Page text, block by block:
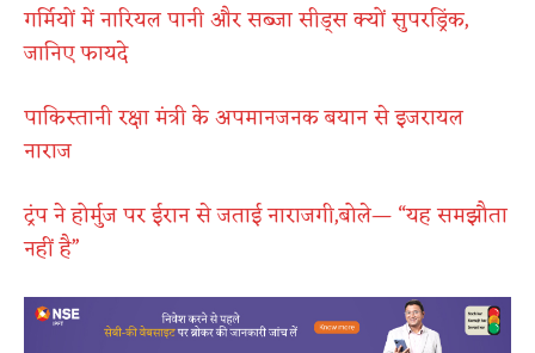
गर्मियों में नारियल पानी और सब्जा सीड्स क्यों सुपरड्रिंक,
जानिए फायदे
पाकिस्तानी रक्षा मंत्री के अपमानजनक बयान से इजरायल
नाराज
ट्रंप ने होर्मुज पर ईरान से जताई नाराजगी,बोले— “यह समझौता
नहीं है”